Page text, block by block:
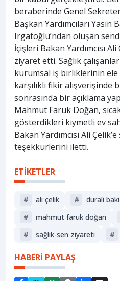
beraberinde Genel
Başkan Yardımcıları
Irgatoğlu’ndan oluşan
İçişleri Bakan Yardımcısı
ziyaret etti. Sağlık
kurumsal iş birliklerinin ele
karşılıklı fikir
sonrasında bir açıklama
Mahmut Faruk Doğan,
gösterdikleri kıymetli ev
Bakan Yardımcısı Ali
teşekkürlerini iletti.
ETİKETLER
# ali çelik # durali baki
#
mahmut faruk doğan
#
sağlık-sen ziyareti #
HABERİ PAYLAŞ